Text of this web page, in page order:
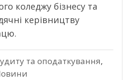
коледжу бізнесу та
керівництву
та оподаткування,